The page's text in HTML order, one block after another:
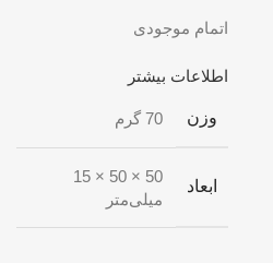
اتمام موجودی
اطلاعات بیشتر
وزن 70 گرم
ابعاد
50 × 50 × 15
میلی‌متر